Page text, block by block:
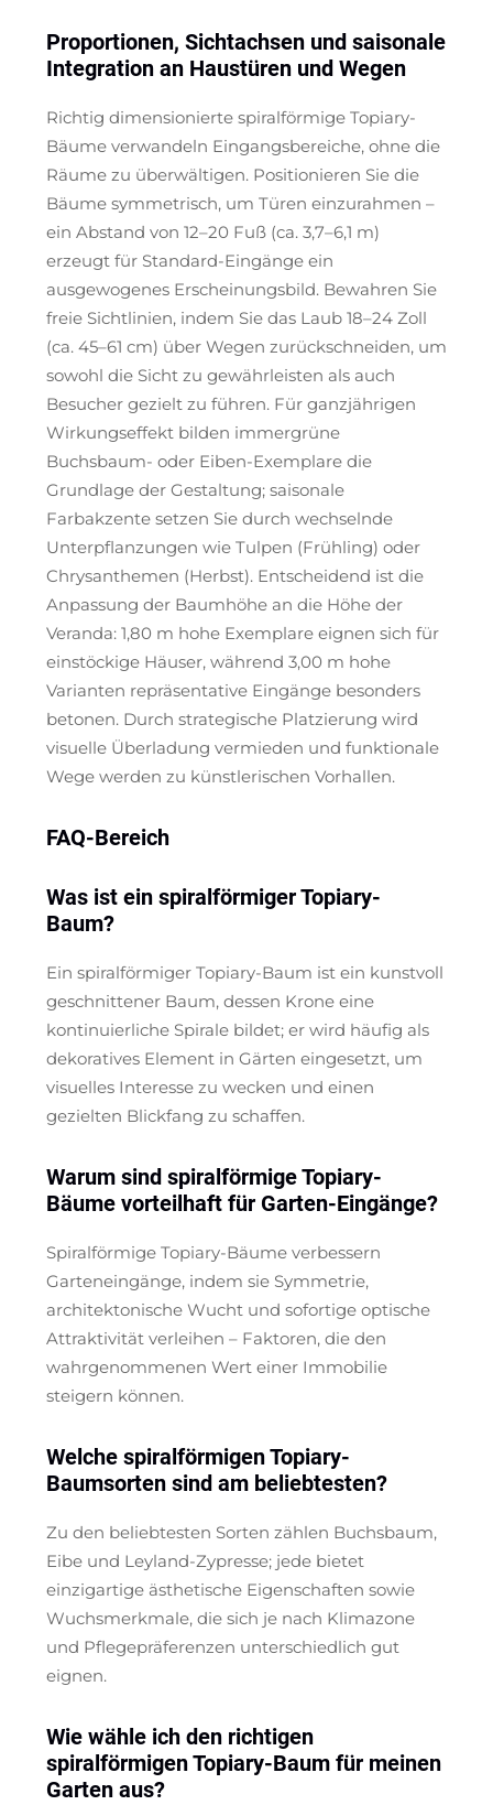
Proportionen, Sichtachsen und saisonale
Integration an Haustüren und Wegen
Richtig dimensionierte spiralförmige Topiary-
Bäume verwandeln Eingangsbereiche, ohne die
Räume zu überwältigen. Positionieren Sie die
Bäume symmetrisch, um Türen einzurahmen –
ein Abstand von 12–20 Fuß (ca. 3,7–6,1 m)
erzeugt für Standard-Eingänge ein
ausgewogenes Erscheinungsbild. Bewahren Sie
freie Sichtlinien, indem Sie das Laub 18–24 Zoll
(ca. 45–61 cm) über Wegen zurückschneiden, um
sowohl die Sicht zu gewährleisten als auch
Besucher gezielt zu führen. Für ganzjährigen
Wirkungseffekt bilden immergrüne
Buchsbaum- oder Eiben-Exemplare die
Grundlage der Gestaltung; saisonale
Farbakzente setzen Sie durch wechselnde
Unterpflanzungen wie Tulpen (Frühling) oder
Chrysanthemen (Herbst). Entscheidend ist die
Anpassung der Baumhöhe an die Höhe der
Veranda: 1,80 m hohe Exemplare eignen sich für
einstöckige Häuser, während 3,00 m hohe
Varianten repräsentative Eingänge besonders
betonen. Durch strategische Platzierung wird
visuelle Überladung vermieden und funktionale
Wege werden zu künstlerischen Vorhallen.
FAQ-Bereich
Was ist ein spiralförmiger Topiary-
Baum?
Ein spiralförmiger Topiary-Baum ist ein kunstvoll
geschnittener Baum, dessen Krone eine
kontinuierliche Spirale bildet; er wird häufig als
dekoratives Element in Gärten eingesetzt, um
visuelles Interesse zu wecken und einen
gezielten Blickfang zu schaffen.
Warum sind spiralförmige Topiary-
Bäume vorteilhaft für Garten-Eingänge?
Spiralförmige Topiary-Bäume verbessern
Garteneingänge, indem sie Symmetrie,
architektonische Wucht und sofortige optische
Attraktivität verleihen – Faktoren, die den
wahrgenommenen Wert einer Immobilie
steigern können.
Welche spiralförmigen Topiary-
Baumsorten sind am beliebtesten?
Zu den beliebtesten Sorten zählen Buchsbaum,
Eibe und Leyland-Zypresse; jede bietet
einzigartige ästhetische Eigenschaften sowie
Wuchsmerkmale, die sich je nach Klimazone
und Pflegepräferenzen unterschiedlich gut
eignen.
Wie wähle ich den richtigen
spiralförmigen Topiary-Baum für meinen
Garten aus?